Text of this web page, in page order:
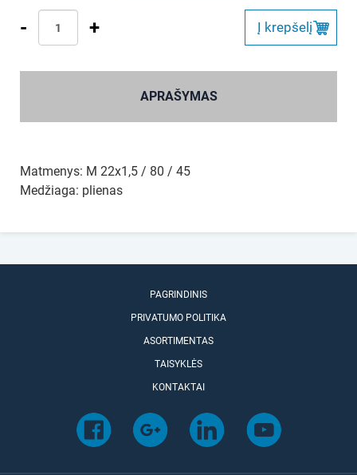
- + Į krepšelį
APRAŠYMAS
Matmenys: M 22x1,5 / 80 / 45
Medžiaga: plienas
PAGRINDINIS
PRIVATUMO POLITIKA
ASORTIMENTAS
TAISYKLĖS
KONTAKTAI